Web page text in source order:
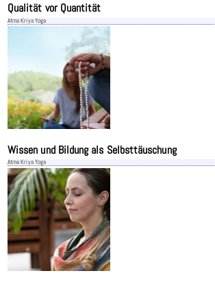
Qualität vor Quantität
Atma Kriya Yoga
Wissen und Bildung als Selbsttäuschung
Atma Kriya Yoga